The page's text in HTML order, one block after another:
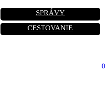
SPRÁVY
CESTOVANIE
0